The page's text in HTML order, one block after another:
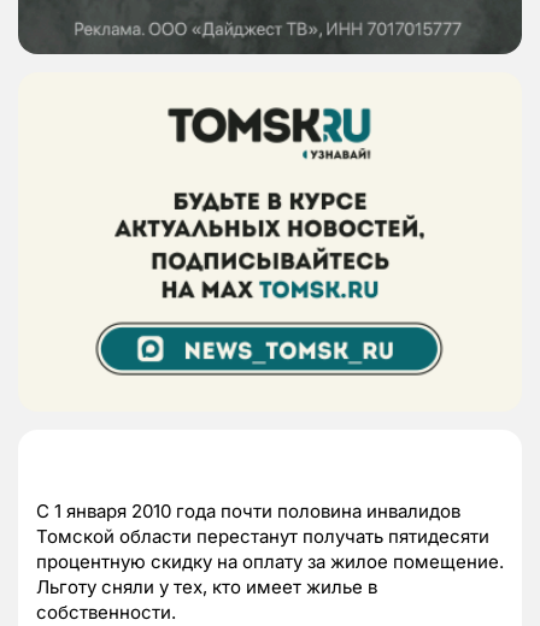
С 1 января 2010 года почти половина инвалидов
Томской области перестанут получать пятидесяти
процентную скидку на оплату за жилое помещение.
Льготу сняли у тех, кто имеет жилье в
собственности.